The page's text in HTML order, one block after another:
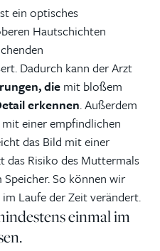
ein optisches
Hautschichten
Dadurch kann der Arzt
die mit bloßem
erkennen. Außerdem
einer empfindlichen
das Bild mit einer
das Risiko des Muttermals
So können wir
Laufe der Zeit verändert.
einmal im